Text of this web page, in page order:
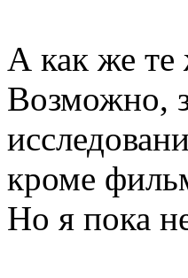
А как же те
Возможно,
кроме
Но я пока